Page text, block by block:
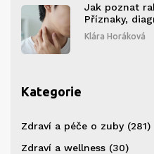
Jak poznat
Příznaky,
Klára Horáková
Kategorie
Zdraví a péče o zuby (281)
Zdraví a wellness (30)